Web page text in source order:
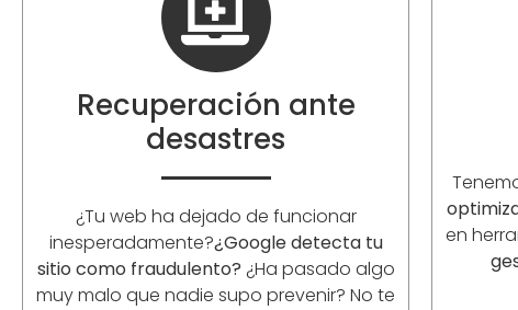
Recuperación ante
desastres
¿Tu web ha dejado de funcionar
inesperadamente?¿Google detecta tu
sitio como fraudulento? ¿Ha pasado algo
muy malo que nadie supo prevenir? No te
en